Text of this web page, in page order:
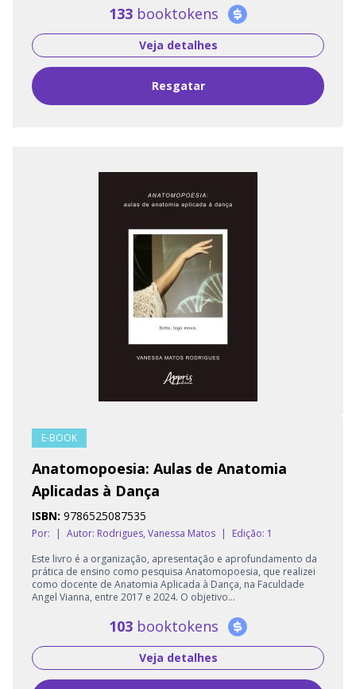
133 booktokens
Veja detalhes
Resgatar
E-BOOK
Anatomopoesia: Aulas de Anatomia
Aplicadas à Dança
ISBN: 9786525087535
Por: | Autor: Rodrigues, Vanessa Matos |
Edição: 1
Este livro é a organização, apresentação e aprofundamento da
prática de ensino como pesquisa Anatomopoesia, que realizei
como docente de Anatomia Aplicada à Dança, na Faculdade
Angel Vianna, entre 2017 e 2024. O objetivo...
103 booktokens
Veja detalhes